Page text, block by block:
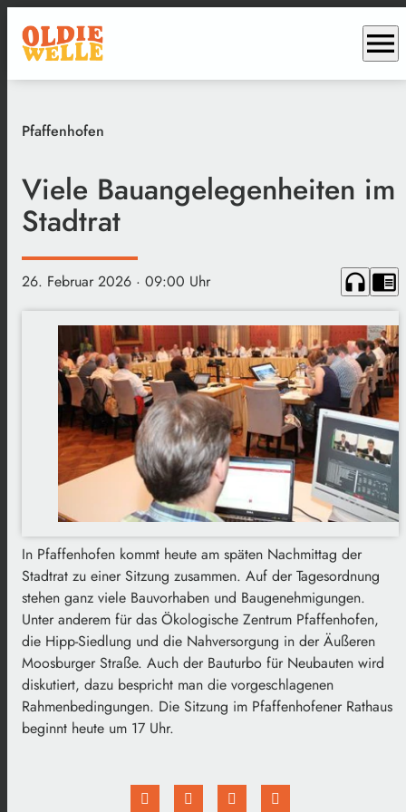
menu
Pfaffenhofen
Viele Bauangelegenheiten im
Stadtrat
26. Februar 2026 · 09:00 Uhr headphones chrome_reader_mode
In Pfaffenhofen kommt heute am späten Nachmittag der
Stadtrat zu einer Sitzung zusammen. Auf der Tagesordnung
stehen ganz viele Bauvorhaben und Baugenehmigungen.
Unter anderem für das Ökologische Zentrum Pfaffenhofen,
die Hipp-Siedlung und die Nahversorgung in der Äußeren
Moosburger Straße. Auch der Bauturbo für Neubauten wird
diskutiert, dazu bespricht man die vorgeschlagenen
Rahmenbedingungen. Die Sitzung im Pfaffenhofener Rathaus
beginnt heute um 17 Uhr.